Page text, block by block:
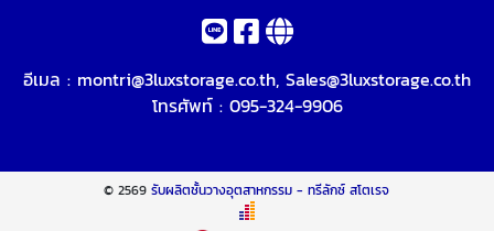
อีเมล : montri@3luxstorage.co.th, Sales@3luxstorage.co.th
โทรศัพท์ : 095-324-9906
© 2569รับผลิตชั้นวางอุตสาหกรรม - ทรีลักซ์ สโตเรจ